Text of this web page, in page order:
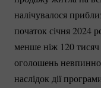
налічувалося
початок січня 2024
менше ніж 120 тисяч
оголошень
наслідок дії